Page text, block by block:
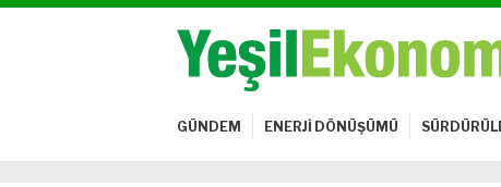
GÜNDEM ENERJİ DÖNÜŞÜMÜ